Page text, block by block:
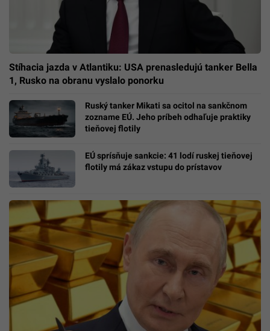
Stíhacia jazda v Atlantiku: USA prenasledujú tanker Bella
1, Rusko na obranu vyslalo ponorku
Ruský tanker Mikati sa ocitol na sankčnom
zozname EÚ. Jeho príbeh odhaľuje praktiky
tieňovej flotily
EÚ sprísňuje sankcie: 41 lodí ruskej tieňovej
flotily má zákaz vstupu do prístavov